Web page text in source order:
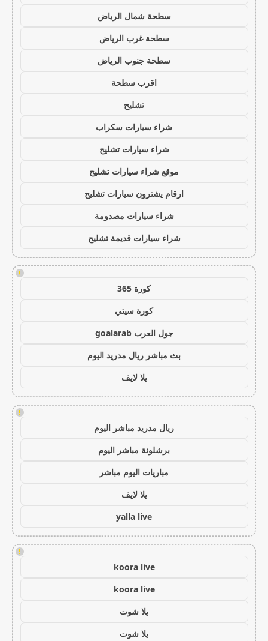
سطحة شمال الرياض
سطحة غرب الرياض
سطحة جنوب الرياض
اقرب سطحة
تشليح
شراء سيارات سكراب
شراء سيارات تشليح
موقع شراء سيارات تشليح
ارقام يشترون سيارات تشليح
شراء سيارات مصدومة
شراء سيارات قديمة تشليح
!
كورة 365
كورة سيتي
جول العرب goalarab
بث مباشر ريال مدريد اليوم
يلا لايف
!
ريال مدريد مباشر اليوم
برشلونة مباشر اليوم
مباريات اليوم مباشر
يلا لايف
yalla live
!
koora live
koora live
يلا شوت
يلا شوت